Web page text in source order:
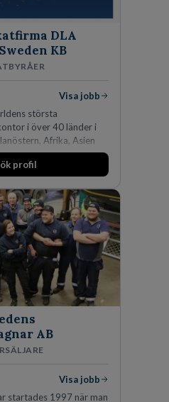
DLA
KB
Visa jobb
största
i över 40 länder i
Afrika, Asien
inom
och vi har några
kontor i Stockholm,
och Helsingfors kan vi
klienter en unik,
nordisk
i centrala Stockholm är
profil
AB
Visa jobb
startades 1997 när man